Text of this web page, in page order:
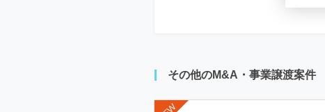
その他のM&A・事業譲渡案件